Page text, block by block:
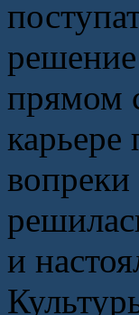
прямом
вопреки
и